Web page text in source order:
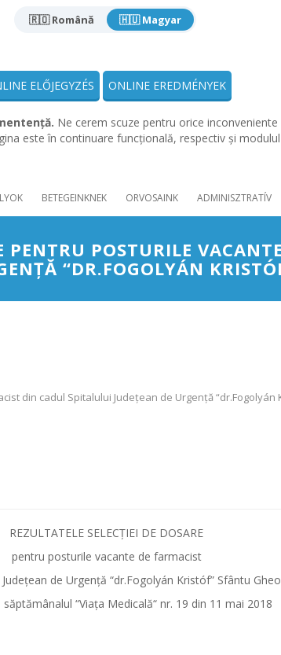
🇷🇴 Română 🇭🇺 Magyar
ELŐJEGYZÉS ONLINE EREDMÉNYEK
Ne cerem scuze pentru orice inconveniente
este în continuare funcțională, respectiv și
BETEGEINKNEK ORVOSAINK ADMINISZTRATÍV
PENTRU POSTURILE
“DR.FOGOLYÁN
din cadul Spitalului Județean de Urgență “dr.Fogolyán
REZULTATELE SELECȚIEI DE DOSARE
pentru posturile vacante de farmacist
de Urgență “dr.Fogolyán Kristóf” Sfântu
“Viața Medicală“ nr. 19 din 11 mai 2018